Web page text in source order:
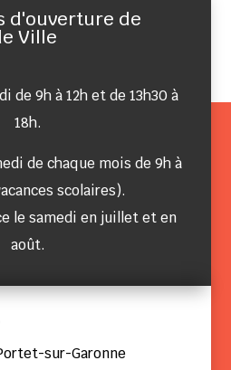
d'ouverture de
Ville
de 9h à 12h et de 13h30 à
18h.
de chaque mois de 9h à
scolaires).
le samedi en juillet et en
août.
sur-Garonne